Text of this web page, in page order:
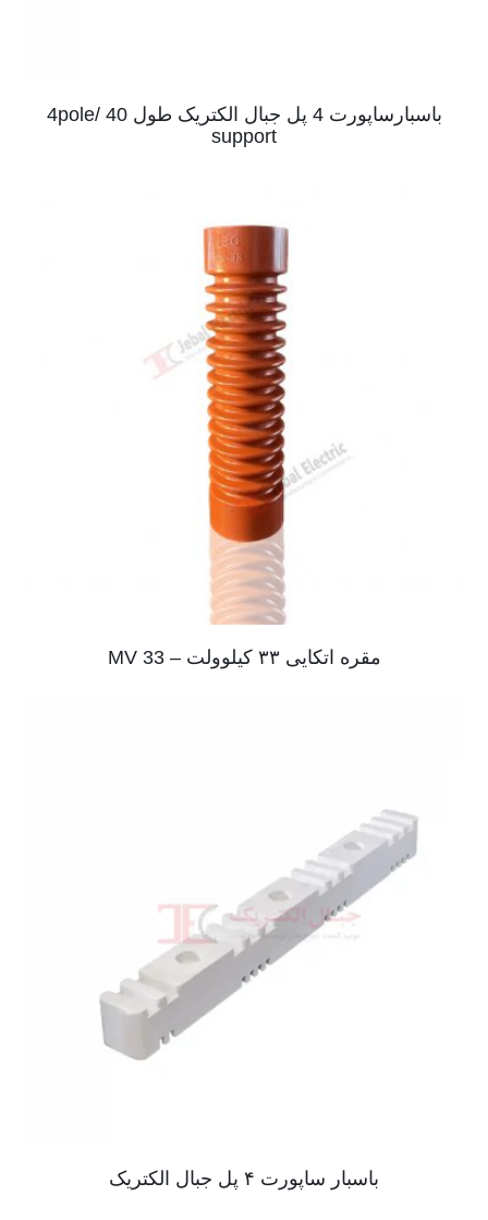
باسبارساپورت 4 پل جبال الکتریک طول 40 /4pole
support
مقره اتکایی ۳۳ کیلوولت – MV 33
باسبار ساپورت ۴ پل جبال الکتریک